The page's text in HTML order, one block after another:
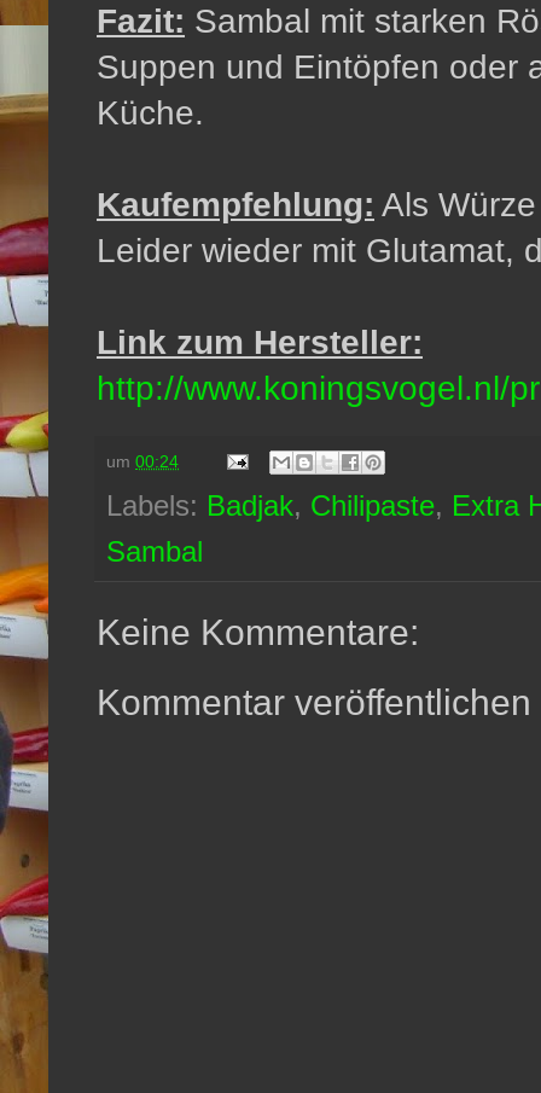
Fazit: Sambal mit starken
Suppen und Eintöpfen oder
Küche.
Kaufempfehlung: Als
Leider wieder mit Glutamat,
Link zum Hersteller:
http://www.koningsvogel.nl/
um 00:24
Labels: Badjak, Chilipaste, Extra
Sambal
Keine Kommentare:
Kommentar veröffentlichen